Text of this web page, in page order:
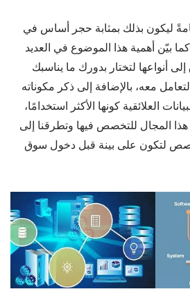
ليكون بذلك بمثابة حجر أساس في
بيّن أهمية هذا الموضوع في العديد
أنواعها لتختار بدورك ما يناسبك
معه، بالإضافة إلى ذكر مكوناته
العلائقية كونها الأكثر استخدامًا،
المجال للتخصص فيها وتطرقنا إلى
لتكون على بينة قبل دخول سوق